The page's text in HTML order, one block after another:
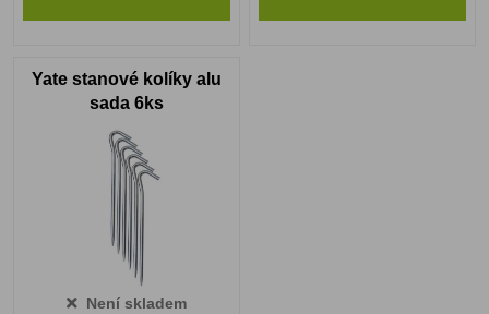
Yate stanové kolíky alu
sada 6ks
Není skladem